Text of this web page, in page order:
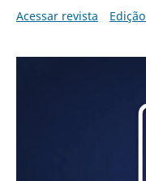
Acessar revista